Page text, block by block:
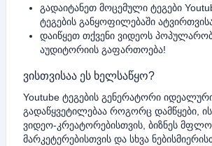
გადაიტანეთ მოცემული ტეგები
ტეგების განყოფილებაში
დაიწყეთ თქვენი ვიდეოს
აუდიტორიის გაფართოება!
ვისთვისაა ეს ხელსაწყო?
Youtube ტეგების გენერატორი
გადაწყვეტილებაა როგორც დამწყები,
ვიდეო-კრეატორებისთვის, ბიზნეს
მარკეტერებისთვის და სხვა